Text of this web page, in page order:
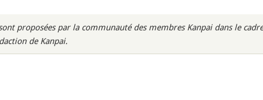
proposées par la communauté des membres Kanpai dans le
de Kanpai.